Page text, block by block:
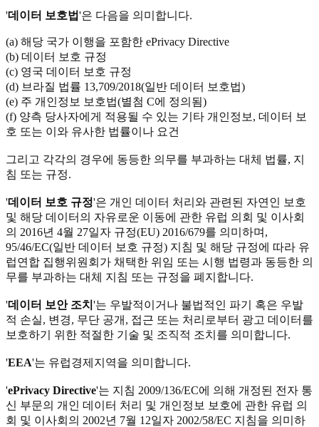
'데이터 보호법'은 다음을 의미합니다.
(a) 해당 국가 이행을 포함한 ePrivacy Directive
(b) 데이터 보호 규정
(c) 영국 데이터 보호 규정
(d) 브라질 법률 13,709/2018(일반 데이터 보호법)
(e) 주 개인정보 보호법(별첨 C에 정의됨)
(f) 양측 당사자에게 적용될 수 있는 기타 개인정보, 데이터 보
호 또는 이와 유사한 법률이나 요건
그리고 각각의 경우에 동등한 의무를 부과하는 대체 법률, 지
침 또는 규정.
'데이터 보호 규정'은 개인 데이터 처리와 관련된 자연인 보호
및 해당 데이터의 자유로운 이동에 관한 유럽 의회 및 이사회
의 2016년 4월 27일자 규정(EU) 2016/679를 의미하며,
95/46/EC(일반 데이터 보호 규정) 지침 및 해당 규정에 따라 유
럽연합 집행위원회가 채택한 위임 또는 시행 법령과 동등한 의
무를 부과하는 대체 지침 또는 규정을 폐지합니다.
'데이터 보안 조치 '는 우발적이거나 불법적인 파기 혹은 우발
적 손실, 변경, 무단 공개, 접근 또는 처리로부터 광고 데이터를
보호하기 위한 적절한 기술 및 조직적 조치를 의미합니다.
'EEA'는 유럽경제지역을 의미합니다.
'ePrivacy Directive'는 지침 2009/136/EC에 의해 개정된 전자 통
신 부문의 개인 데이터 처리 및 개인정보 보호에 관한 유럽 의
회 및 이사회의 2002년 7월 12일자 2002/58/EC 지침을 의미하